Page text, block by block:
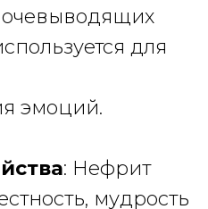
для
эмоций.
: Нефрит
мудрость